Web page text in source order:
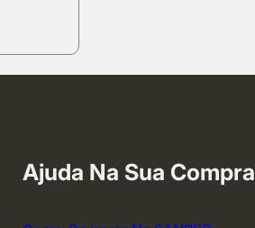
Ajuda Na Sua Compra